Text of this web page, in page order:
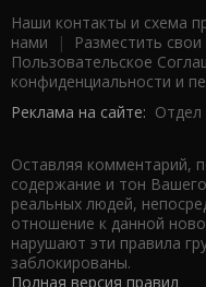
Наши контакты и схема
нами | Разместить
Пользовательское
конфиденциальности и
Реклама на сайте: Отдел
Оставляя комментарий,
содержание и тон
реальных людей,
отношение к данной
нарушают эти правила
заблокированы.
Полная версия правил